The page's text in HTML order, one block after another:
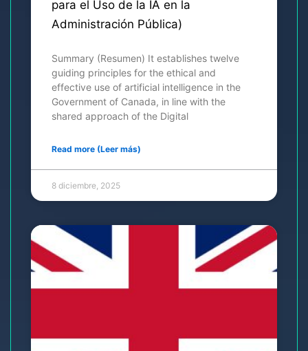
para el Uso de la IA en la
Administración Pública)
Summary (Resumen) It establishes twelve
guiding principles for the ethical and
effective use of artificial intelligence in the
Government of Canada, in line with the
shared approach of the Digital
Read more (Leer más)
8 diciembre, 2025